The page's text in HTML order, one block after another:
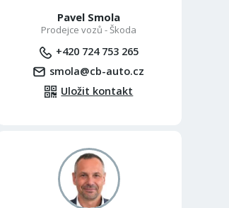
Pavel Smola
Prodejce vozů - Škoda
+420 724 753 265
smola@cb-auto.cz
Uložit kontakt